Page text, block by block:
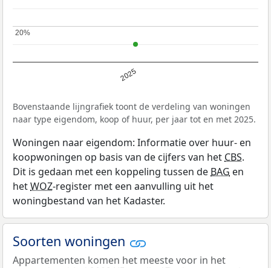
2025
20%
20%
Bovenstaande lijngrafiek toont de verdeling van woningen
naar type eigendom, koop of huur, per jaar tot en met 2025.
Woningen naar eigendom: Informatie over huur- en
koopwoningen op basis van de cijfers van hetCBS.
Dit is gedaan met een koppeling tussen deBAG en
hetWOZ-register met een aanvulling uit het
woningbestand van het Kadaster.
Soorten woningen
Appartementen komen het meeste voor in het